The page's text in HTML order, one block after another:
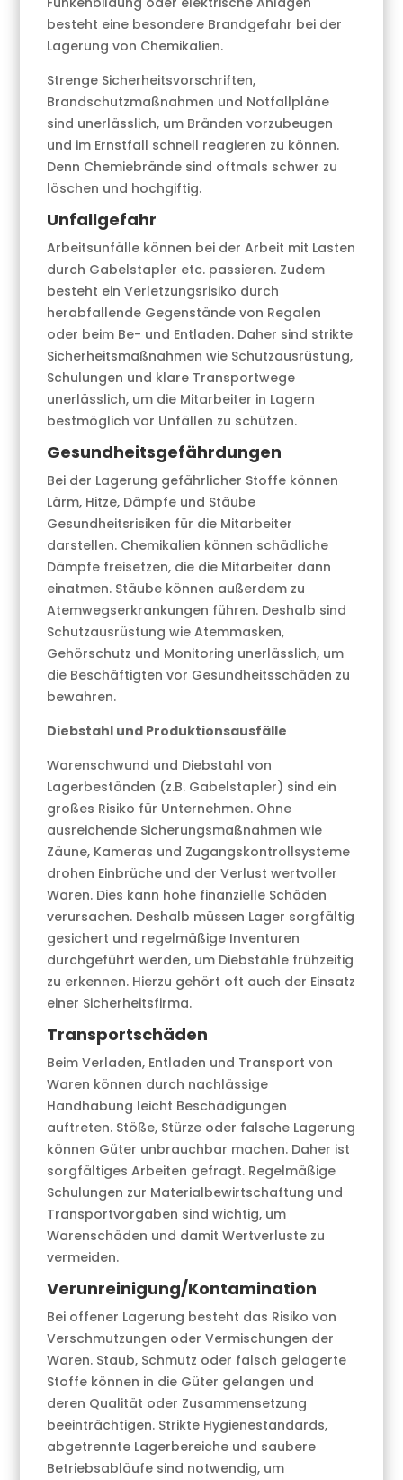
besteht eine besondere Brandgefahr bei der
Lagerung von Chemikalien.
Strenge Sicherheitsvorschriften,
Brandschutzmaßnahmen und Notfallpläne
sind unerlässlich, um Bränden vorzubeugen
und im Ernstfall schnell reagieren zu können.
Denn Chemiebrände sind oftmals schwer zu
löschen und hochgiftig.
Unfallgefahr
Arbeitsunfälle können bei der Arbeit mit Lasten
durch Gabelstapler etc. passieren. Zudem
besteht ein Verletzungsrisiko durch
herabfallende Gegenstände von Regalen
oder beim Be- und Entladen. Daher sind strikte
Sicherheitsmaßnahmen wie Schutzausrüstung,
Schulungen und klare Transportwege
unerlässlich, um die Mitarbeiter in Lagern
bestmöglich vor Unfällen zu schützen.
Gesundheitsgefährdungen
Bei der Lagerung gefährlicher Stoffe können
Lärm, Hitze, Dämpfe und Stäube
Gesundheitsrisiken für die Mitarbeiter
darstellen. Chemikalien können schädliche
Dämpfe freisetzen, die die Mitarbeiter dann
einatmen. Stäube können außerdem zu
Atemwegserkrankungen führen. Deshalb sind
Schutzausrüstung wie Atemmasken,
Gehörschutz und Monitoring unerlässlich, um
die Beschäftigten vor Gesundheitsschäden zu
bewahren.
Diebstahl und Produktionsausfälle
Warenschwund und Diebstahl von
Lagerbeständen (z.B. Gabelstapler) sind ein
großes Risiko für Unternehmen. Ohne
ausreichende Sicherungsmaßnahmen wie
Zäune, Kameras und Zugangskontrollsysteme
drohen Einbrüche und der Verlust wertvoller
Waren. Dies kann hohe finanzielle Schäden
verursachen. Deshalb müssen Lager sorgfältig
gesichert und regelmäßige Inventuren
durchgeführt werden, um Diebstähle frühzeitig
zu erkennen. Hierzu gehört oft auch der Einsatz
einer Sicherheitsfirma.
Transportschäden
Beim Verladen, Entladen und Transport von
Waren können durch nachlässige
Handhabung leicht Beschädigungen
auftreten. Stöße, Stürze oder falsche Lagerung
können Güter unbrauchbar machen. Daher ist
sorgfältiges Arbeiten gefragt. Regelmäßige
Schulungen zur Materialbewirtschaftung und
Transportvorgaben sind wichtig, um
Warenschäden und damit Wertverluste zu
vermeiden.
Verunreinigung/Kontamination
Bei offener Lagerung besteht das Risiko von
Verschmutzungen oder Vermischungen der
Waren. Staub, Schmutz oder falsch gelagerte
Stoffe können in die Güter gelangen und
deren Qualität oder Zusammensetzung
beeinträchtigen. Strikte Hygienestandards,
abgetrennte Lagerbereiche und saubere
Betriebsabläufe sind notwendig, um